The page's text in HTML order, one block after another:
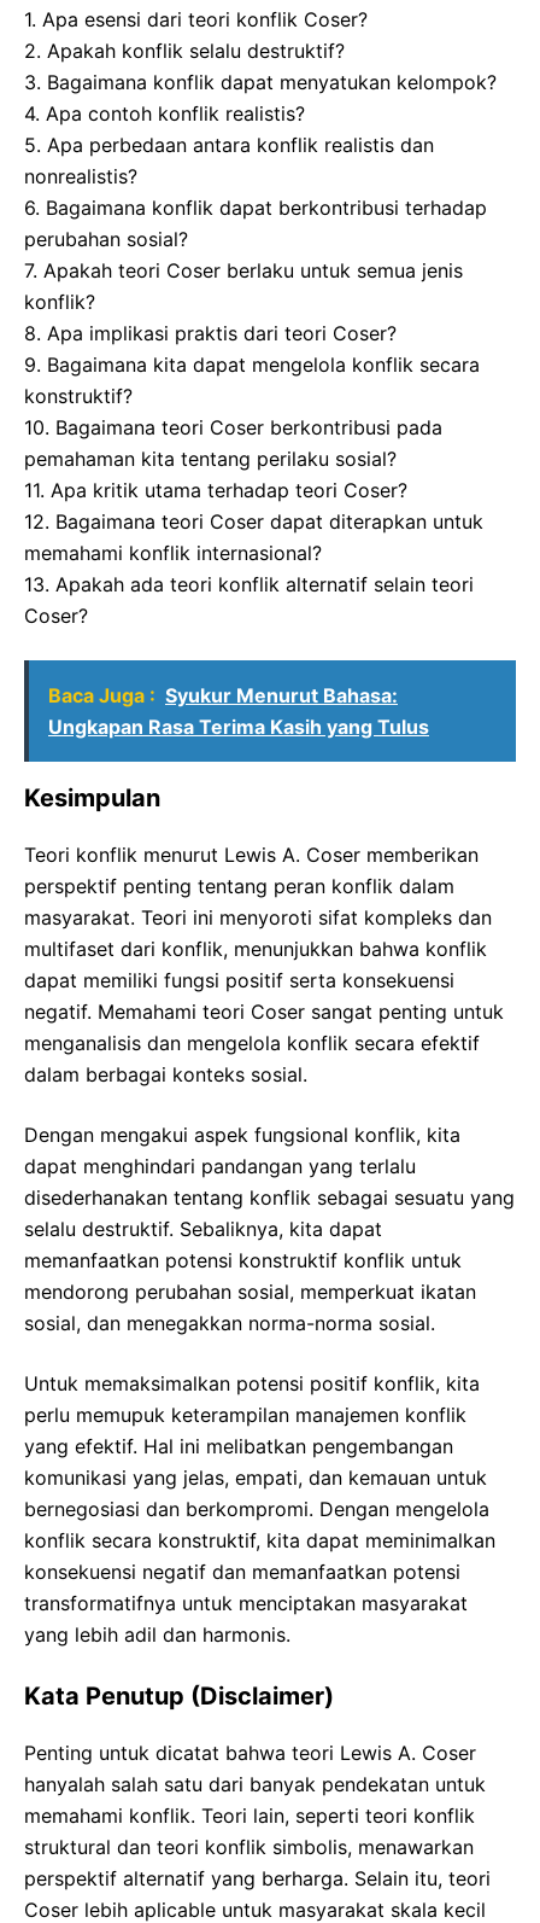
1. Apa esensi dari teori konflik Coser?
2. Apakah konflik selalu destruktif?
3. Bagaimana konflik dapat menyatukan kelompok?
4. Apa contoh konflik realistis?
5. Apa perbedaan antara konflik realistis dan
nonrealistis?
6. Bagaimana konflik dapat berkontribusi terhadap
perubahan sosial?
7. Apakah teori Coser berlaku untuk semua jenis
konflik?
8. Apa implikasi praktis dari teori Coser?
9. Bagaimana kita dapat mengelola konflik secara
konstruktif?
10. Bagaimana teori Coser berkontribusi pada
pemahaman kita tentang perilaku sosial?
11. Apa kritik utama terhadap teori Coser?
12. Bagaimana teori Coser dapat diterapkan untuk
memahami konflik internasional?
13. Apakah ada teori konflik alternatif selain teori
Coser?
Baca Juga : Syukur Menurut Bahasa:
Ungkapan Rasa Terima Kasih yang Tulus
Kesimpulan
Teori konflik menurut Lewis A. Coser memberikan
perspektif penting tentang peran konflik dalam
masyarakat. Teori ini menyoroti sifat kompleks dan
multifaset dari konflik, menunjukkan bahwa konflik
dapat memiliki fungsi positif serta konsekuensi
negatif. Memahami teori Coser sangat penting untuk
menganalisis dan mengelola konflik secara efektif
dalam berbagai konteks sosial.
Dengan mengakui aspek fungsional konflik, kita
dapat menghindari pandangan yang terlalu
disederhanakan tentang konflik sebagai sesuatu yang
selalu destruktif. Sebaliknya, kita dapat
memanfaatkan potensi konstruktif konflik untuk
mendorong perubahan sosial, memperkuat ikatan
sosial, dan menegakkan norma-norma sosial.
Untuk memaksimalkan potensi positif konflik, kita
perlu memupuk keterampilan manajemen konflik
yang efektif. Hal ini melibatkan pengembangan
komunikasi yang jelas, empati, dan kemauan untuk
bernegosiasi dan berkompromi. Dengan mengelola
konflik secara konstruktif, kita dapat meminimalkan
konsekuensi negatif dan memanfaatkan potensi
transformatifnya untuk menciptakan masyarakat
yang lebih adil dan harmonis.
Kata Penutup (Disclaimer)
Penting untuk dicatat bahwa teori Lewis A. Coser
hanyalah salah satu dari banyak pendekatan untuk
memahami konflik. Teori lain, seperti teori konflik
struktural dan teori konflik simbolis, menawarkan
perspektif alternatif yang berharga. Selain itu, teori
Coser lebih aplicable untuk masyarakat skala kecil